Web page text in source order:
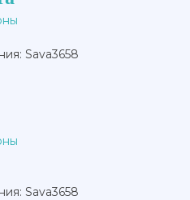
Sava3658
Sava3658